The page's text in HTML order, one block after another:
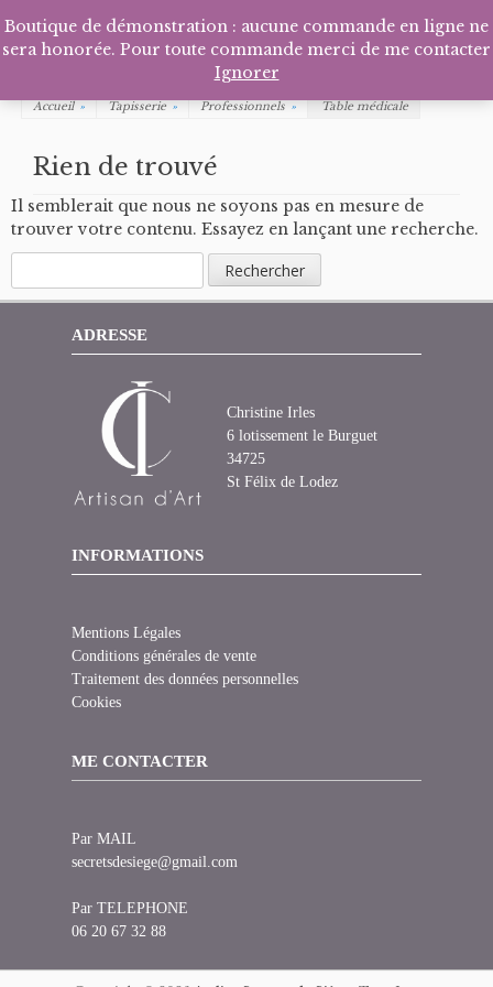
Facebook
Pinterest
Tél
Accueil » Tapisserie » Professionnels » Table médicale
Rien de trouvé
Il semblerait que nous ne soyons pas en mesure de
trouver votre contenu. Essayez en lançant une recherche.
ADRESSE
Christine Irles
6 lotissement le Burguet
34725
St Félix de Lodez
INFORMATIONS
Mentions Légales
Conditions générales de vente
Traitement des données personnelles
Cookies
ME CONTACTER
Par MAIL
secretsdesiege@gmail.com
Par TELEPHONE
06 20 67 32 88
Boutique de démonstration : aucune commande en ligne ne
sera honorée. Pour toute commande merci de me contacter
Ignorer